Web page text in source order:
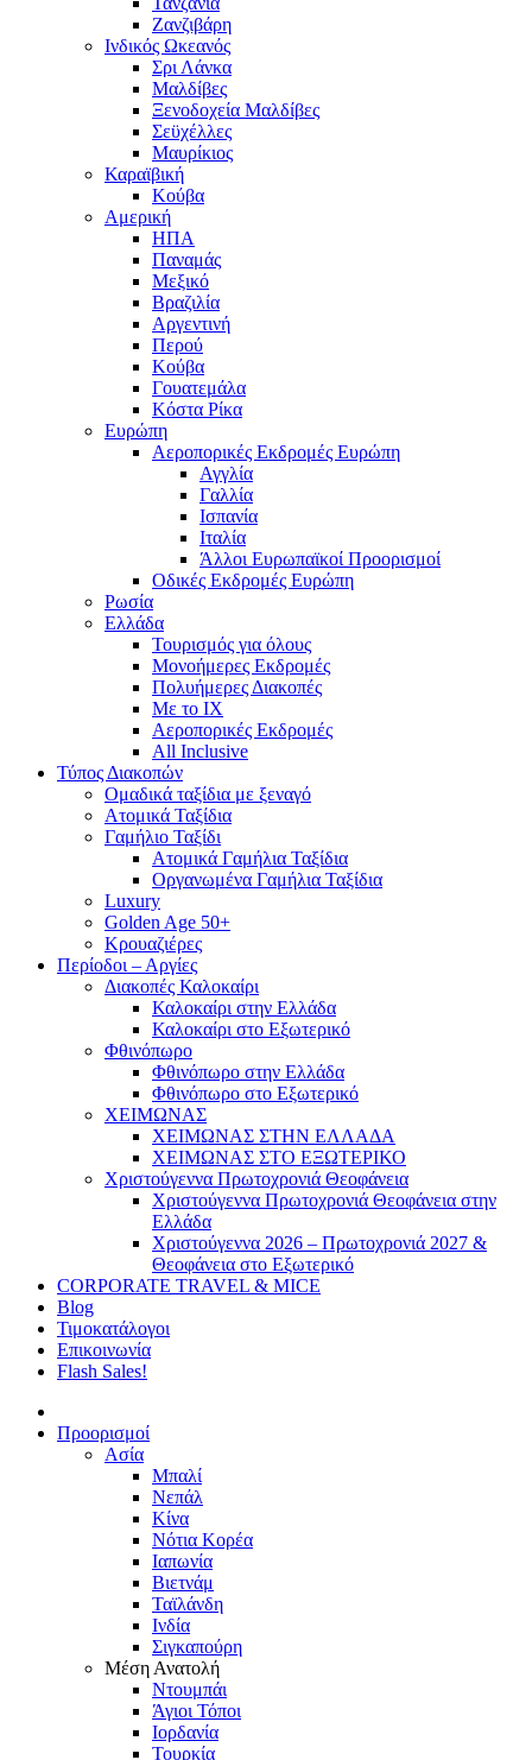
Ζανζιβάρη
Ινδικός Ωκεανός
Σρι Λάνκα
Μαλδίβες
Ξενοδοχεία Μαλδίβες
Σεϋχέλλες
Μαυρίκιος
Καραϊβική
Κούβα
Αμερική
ΗΠΑ
Παναμάς
Μεξικό
Βραζιλία
Αργεντινή
Περού
Κούβα
Γουατεμάλα
Κόστα Ρίκα
Ευρώπη
Αεροπορικές Εκδρομές Ευρώπη
Αγγλία
Γαλλία
Ισπανία
Ιταλία
Άλλοι Ευρωπαϊκοί Προορισμοί
Οδικές Εκδρομές Ευρώπη
Ρωσία
Ελλάδα
Τουρισμός για όλους
Mονοήμερες Εκδρομές
Πολυήμερες Διακοπές
Με το ΙΧ
Αεροπορικές Εκδρομές
All Inclusive
Τύπος Διακοπών
Ομαδικά ταξίδια με ξεναγό
Ατομικά Ταξίδια
Γαμήλιο Ταξίδι
Ατομικά Γαμήλια Ταξίδια
Οργανωμένα Γαμήλια Ταξίδια
Luxury
Golden Age 50+
Κρουαζιέρες
Περίοδοι – Αργίες
Διακοπές Καλοκαίρι
Καλοκαίρι στην Ελλάδα
Καλοκαίρι στο Εξωτερικό
Φθινόπωρο
Φθινόπωρο στην Ελλάδα
Φθινόπωρο στο Εξωτερικό
ΧΕΙΜΩΝΑΣ
ΧΕΙΜΩΝΑΣ ΣΤΗΝ ΕΛΛΑΔΑ
ΧΕΙΜΩΝΑΣ ΣΤΟ ΕΞΩΤΕΡΙΚΟ
Χριστούγεννα Πρωτοχρονιά Θεοφάνεια
Χριστούγεννα Πρωτοχρονιά Θεοφάνεια στην
Ελλάδα
Χριστούγεννα 2026 – Πρωτοχρονιά 2027 &
Θεοφάνεια στο Εξωτερικό
CORPORATE TRAVEL & MICE
Blog
Τιμοκατάλογοι
Επικοινωνία
Flash Sales!
Προορισμοί
Ασία
Μπαλί
Νεπάλ
Κίνα
Νότια Κορέα
Ιαπωνία
Βιετνάμ
Ταϊλάνδη
Ινδία
Σιγκαπούρη
Μέση Ανατολή
Ντουμπάι
Άγιοι Τόποι
Ιορδανία
Τουρκία